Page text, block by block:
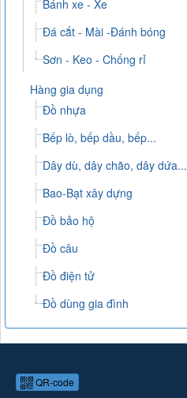
Bánh xe - Xe
Đá cắt - Mài -Đánh bóng
Sơn - Keo - Chống rỉ
Hàng gia dụng
Đồ nhựa
Bếp lò, bếp dầu, bếp...
Dây dù, dây chão, dây dứa...
Bao-Bạt xây dựng
Đồ bảo hộ
Đồ câu
Đồ điện tử
Đồ dùng gia đình
QR-code